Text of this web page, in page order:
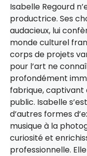
Isabelle Regourd
productrice. Ses
audacieux, lui
monde culturel
corps de projets
pour l’art ne
profondément
fabrique, captivant
public. Isabelle
d’autres formes
musique à la
curiosité et
professionnelle.